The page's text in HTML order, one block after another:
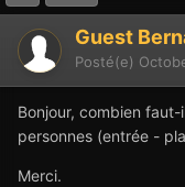
Guest
Posté(e)
Bonjour, combien
personnes (entrée -
Merci.